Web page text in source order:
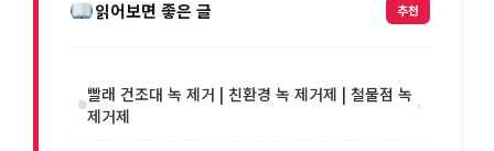
읽어보면 좋은 글 추천
빨래 건조대 녹 제거 | 친환경 녹 제거제 | 철물점 녹
제거제
›